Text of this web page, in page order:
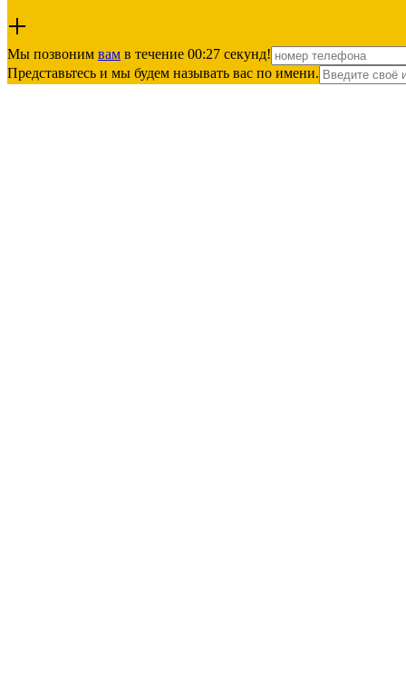
+
Мы позвоним вам в течение 00:27 секунд!
Представьтесь и мы будем называть вас по имени.